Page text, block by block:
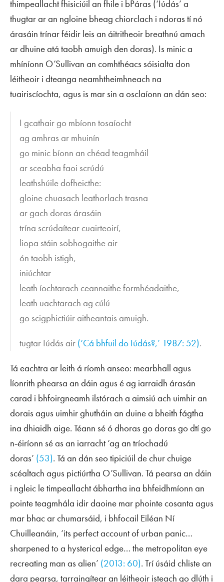
thimpeallacht fhisiciúil an fhile i bPáras (‘Iúdás’ a
thugtar ar an ngloine bheag chiorclach i ndoras tí nó
árasáin trínar féidir leis an áitritheoir breathnú amach
ar dhuine atá taobh amuigh den doras). Is minic a
mhíníonn O’Sullivan an comhthéacs sóisialta don
léitheoir i dteanga neamhtheimhneach na
tuairiscíochta, agus is mar sin a osclaíonn an dán seo:
I gcathair go mbíonn tosaíocht
ag amhras ar mhuinín
go minic bíonn an chéad teagmháil
ar sceabha faoi scrúdú
leathshúile dofheicthe:
gloine chuasach leathorlach trasna
ar gach doras árasáin
trína scrúdaítear cuairteoirí,
liopa stáin sobhogaithe air
ón taobh istigh,
iniúchtar
leath íochtarach ceannaithe formhéadaithe,
leath uachtarach ag cúlú
go scigphictiúir aitheantais amuigh.
tugtar Iúdás air (‘Cá bhfuil do Iúdás?,’ 1987: 52).
Tá eachtra ar leith á ríomh anseo: mearbhall agus
líonrith phearsa an dáin agus é ag iarraidh árasán
carad i bhfoirgneamh ilstórach a aimsiú ach uimhir an
dorais agus uimhir ghutháin an duine a bheith fágtha
ina dhiaidh aige. Téann sé ó dhoras go doras go dtí go
n‑éiríonn sé as an iarracht ‘ag an tríochadú
doras’ (53). Tá an dán seo tipiciúil de chur chuige
scéaltach agus pictiúrtha O’Sullivan. Tá pearsa an dáin
i ngleic le timpeallacht ábhartha ina bhfeidhmíonn an
pointe teagmhála idir daoine mar phointe cosanta agus
mar bhac ar chumarsáid, i bhfocail Eiléan Ní
Chuilleanáin, ‘its perfect account of urban panic…
sharpened to a hysterical edge… the metropolitan eye
recreating man as alien’ (2013: 60). Trí úsáid chliste an
dara pearsa, tarraingítear an léitheoir isteach go dlúth i